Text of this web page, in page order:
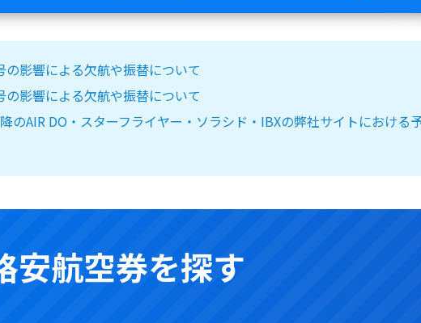
の影響による欠航や振替について
の影響による欠航や振替について
のAIR DO・スターフライヤー・ソラシド・IBXの弊社サイトにおける
安航空券を探す